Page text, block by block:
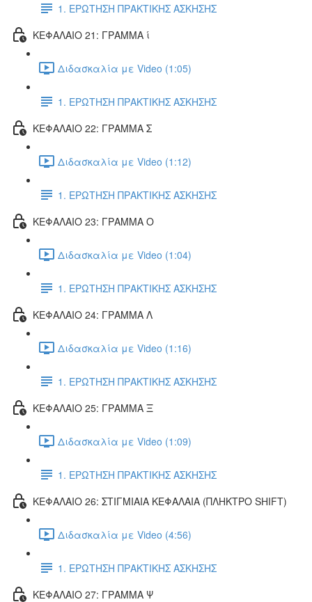
1. ΕΡΩΤΗΣΗ ΠΡΑΚΤΙΚΗΣ ΑΣΚΗΣΗΣ
ΚΕΦΑΛΑΙΟ 21: ΓΡΑΜΜΑ ί
Διδασκαλία με Video (1:05)
1. ΕΡΩΤΗΣΗ ΠΡΑΚΤΙΚΗΣ ΑΣΚΗΣΗΣ
ΚΕΦΑΛΑΙΟ 22: ΓΡΑΜΜΑ Σ
Διδασκαλία με Video (1:12)
1. ΕΡΩΤΗΣΗ ΠΡΑΚΤΙΚΗΣ ΑΣΚΗΣΗΣ
ΚΕΦΑΛΑΙΟ 23: ΓΡΑΜΜΑ Ο
Διδασκαλία με Video (1:04)
1. ΕΡΩΤΗΣΗ ΠΡΑΚΤΙΚΗΣ ΑΣΚΗΣΗΣ
ΚΕΦΑΛΑΙΟ 24: ΓΡΑΜΜΑ Λ
Διδασκαλία με Video (1:16)
1. ΕΡΩΤΗΣΗ ΠΡΑΚΤΙΚΗΣ ΑΣΚΗΣΗΣ
ΚΕΦΑΛΑΙΟ 25: ΓΡΑΜΜΑ Ξ
Διδασκαλία με Video (1:09)
1. ΕΡΩΤΗΣΗ ΠΡΑΚΤΙΚΗΣ ΑΣΚΗΣΗΣ
ΚΕΦΑΛΑΙΟ 26: ΣΤΙΓΜΙΑΙΑ ΚΕΦΑΛΑΙΑ (ΠΛΗΚΤΡΟ SHIFT)
Διδασκαλία με Video (4:56)
1. ΕΡΩΤΗΣΗ ΠΡΑΚΤΙΚΗΣ ΑΣΚΗΣΗΣ
ΚΕΦΑΛΑΙΟ 27: ΓΡΑΜΜΑ Ψ